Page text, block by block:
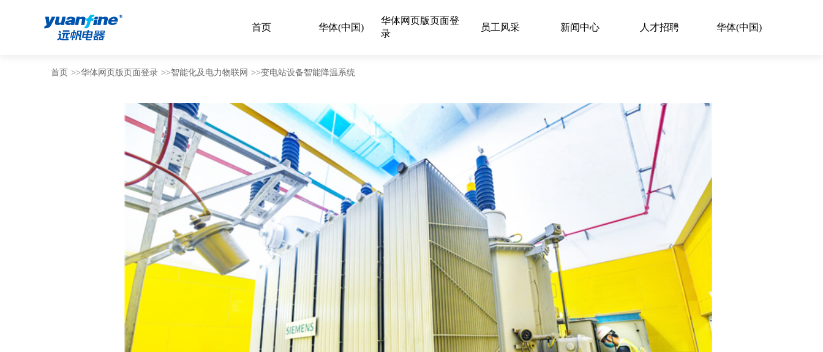
首页 华体(中国)
华体网页版页面登
录
员工风采 新闻中心 人才招聘 华体(中国)
首页 >>华体网页版页面登录 >>智能化及电力物联网 >>变电站设备智能降温系统